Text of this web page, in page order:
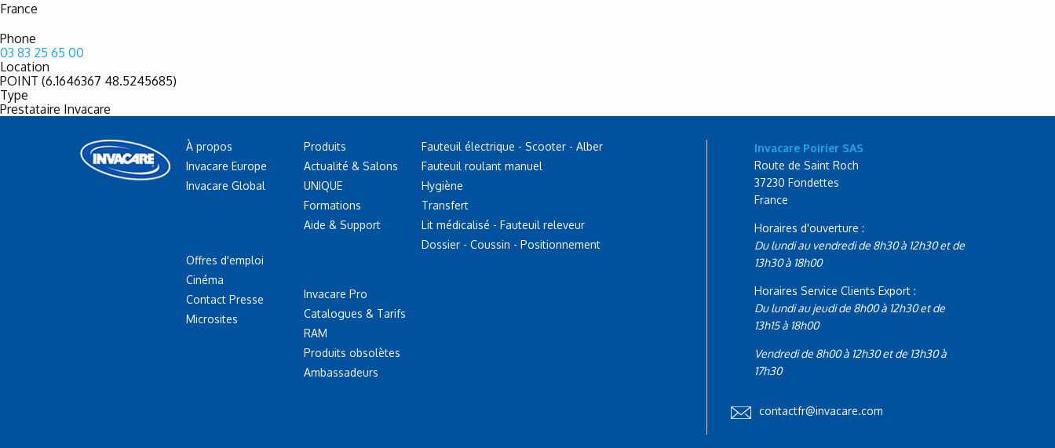
France
Phone
03 83 25 65 00
Location
POINT (6.1646367 48.5245685)
Type
Prestataire Invacare
À propos
Invacare Europe
Invacare Global
Offres d'emploi
Cinéma
Contact Presse
Microsites
Produits
Actualité & Salons
UNIQUE
Formations
Aide & Support
Invacare Pro
Catalogues & Tarifs
RAM
Produits obsolètes
Ambassadeurs
Fauteuil électrique - Scooter - Alber
Fauteuil roulant manuel
Hygiène
Transfert
Lit médicalisé - Fauteuil releveur
Dossier - Coussin - Positionnement
Invacare Poirier SAS
Route de Saint Roch
37230 Fondettes
France
Horaires d'ouverture :
Du lundi au vendredi de 8h30 à 12h30 et de
13h30 à 18h00
Horaires Service Clients Export :
Du lundi au jeudi de 8h00 à 12h30 et de
13h15 à 18h00
Vendredi de 8h00 à 12h30 et de 13h30 à
17h30
contactfr@invacare.com